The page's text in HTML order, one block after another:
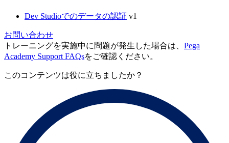
Dev Studioでのデータの認証 v1
お問い合わせ
トレーニングを実施中に問題が発生した場合は、 Pega
Academy Support FAQsをご確認ください。
このコンテンツは役に立ちましたか？